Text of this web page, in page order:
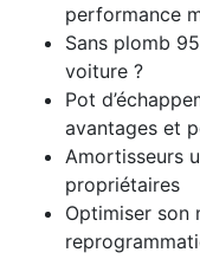
performance
Sans plomb
voiture ?
Pot
avantages et
Amortisseurs
propriétaires
Optimiser son